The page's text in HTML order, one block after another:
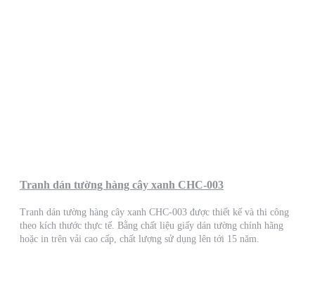
Tranh dán tường hàng cây xanh CHC-003
Tranh dán tường hàng cây xanh CHC-003 được thiết kế và thi công
theo kích thước thực tế. Bằng chất liệu giấy dán tường chính hãng
hoặc in trên vải cao cấp, chất lượng sử dụng lên tới 15 năm.